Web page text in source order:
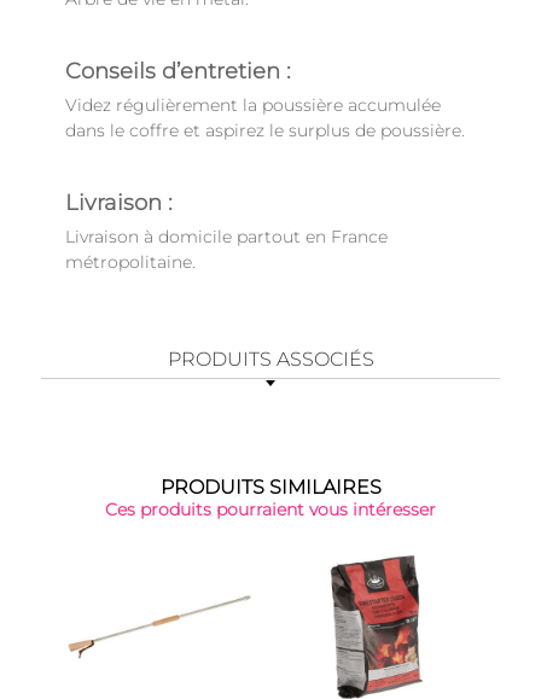
Conseils d’entretien :
Videz régulièrement la poussière accumulée
dans le coffre et aspirez le surplus de poussière.
Livraison :
Livraison à domicile partout en France
métropolitaine.
PRODUITS ASSOCIÉS
PRODUITS SIMILAIRES
Ces produits pourraient vous intéresser